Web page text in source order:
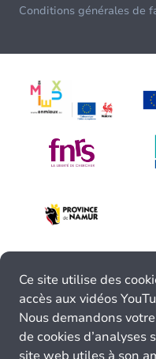
Conditions générales de
Ce site utilise des
accès aux vidéos
Nous demandons
de cookies